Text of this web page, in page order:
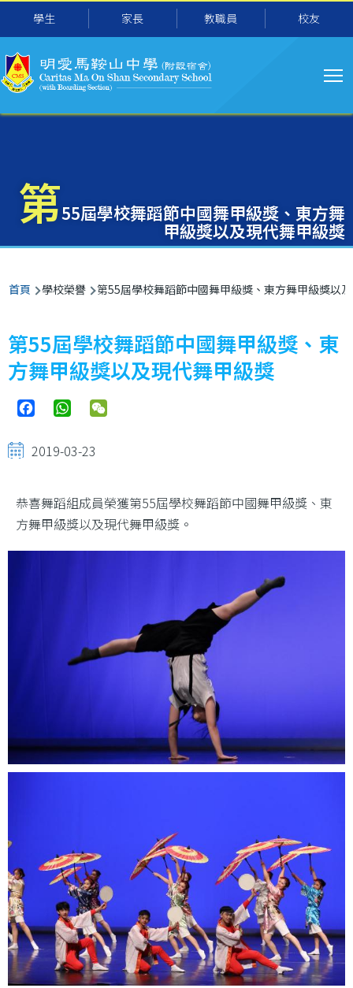
移至主內容
學生 家長 教職員 校友
导
航
第55屆學校舞蹈節中國舞甲級獎、東方舞
甲級獎以及現代舞甲級獎
導
航
連
結
首頁 學校榮譽 第55屆學校舞蹈節中國舞甲級獎、東方舞甲級獎以
第55屆學校舞蹈節中國舞甲級獎、東
方舞甲級獎以及現代舞甲級獎
FacebookWhatsApp
2019-03-23
恭喜舞蹈組成員榮獲第55屆學校舞蹈節中國舞甲級獎、東
方舞甲級獎以及現代舞甲級獎。